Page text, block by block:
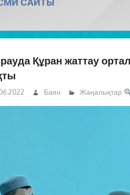
САЙТЫ
Құран жаттау
Баян Жаңалықтар